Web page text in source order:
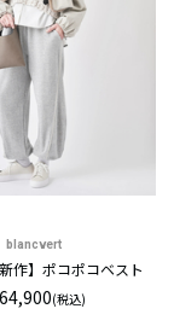
blancvert
新作】ポコポコベスト
(税込)